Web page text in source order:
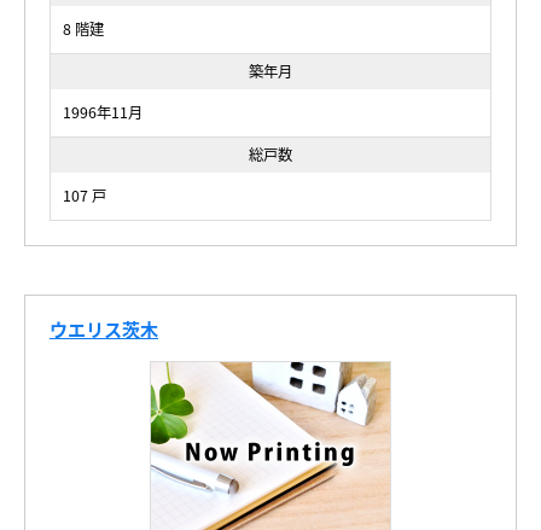
8 階建
築年月
1996年11月
総戸数
107 戸
ウエリス茨木